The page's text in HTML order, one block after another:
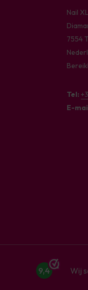
Nail
7554
Tel:
E-
9,4 Wij